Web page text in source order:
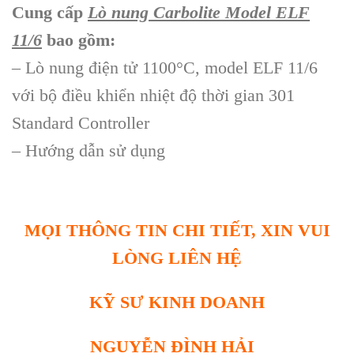
Cung cấp Lò nung Carbolite Model ELF
11/6 bao gồm:
– Lò nung điện tử 1100°C, model ELF 11/6
với bộ điều khiển nhiệt độ thời gian 301
Standard Controller
– Hướng dẫn sử dụng
MỌI THÔNG TIN CHI TIẾT, XIN VUI
LÒNG LIÊN HỆ
KỸ SƯ KINH DOANH
NGUYỄN ĐÌNH HẢI